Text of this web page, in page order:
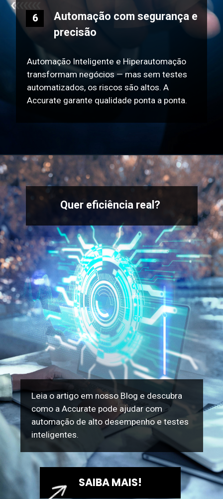
Automação com segurança e
precisão
Automação Inteligente e Hiperautomação
transformam negócios — mas sem testes
automatizados, os riscos são altos. A
Accurate garante qualidade ponta a ponta.
6
Quer eficiência real?
Leia o artigo em nosso Blog e descubra
como a Accurate pode ajudar com
automação de alto desempenho e testes
inteligentes.
SAIBA MAIS!